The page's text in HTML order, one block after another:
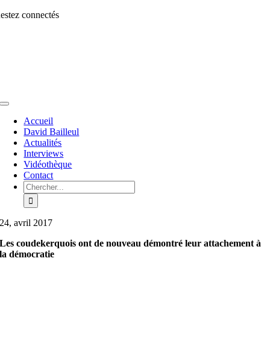
Allerconnectés
Toggle
NavigationAccueil
David Bailleul
Actualités
Interviews
Vidéothèque
Contact
Rechercher:
24, avril 2017
Les coudekerquois ont de nouveau démontré leur attachement à
la démocratie